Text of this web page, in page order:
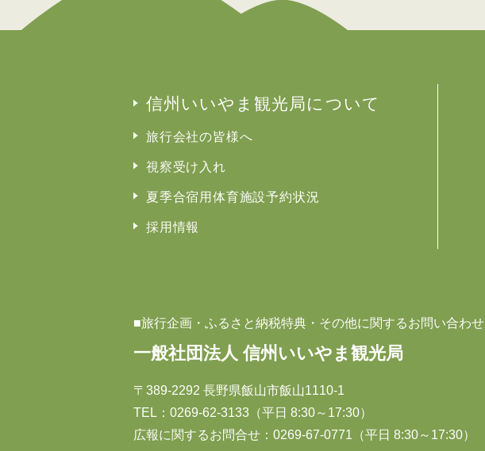
信州いいやま観光局について
旅行会社の皆様へ
視察受け入れ
夏季合宿用体育施設予約状況
採用情報
■旅行企画・ふるさと納税特典・その他に関するお問い合わせ
一般社団法人 信州いいやま観光局
〒389-2292 長野県飯山市飯山1110-1
TEL： 0269-62-3133 （平日 8:30～17:30）
広報に関するお問合せ：0269-67-0771（平日 8:30～17:30）